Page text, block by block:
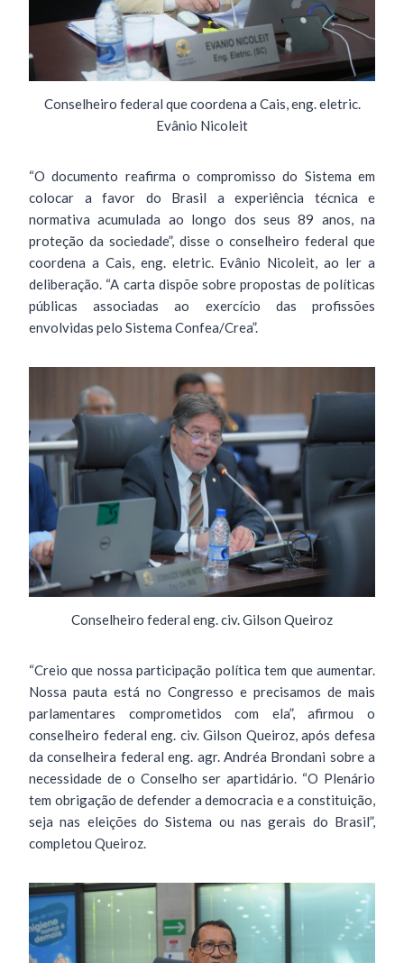
Conselheiro federal que coordena a Cais, eng. eletric.
Evânio Nicoleit
“O documento reafirma o compromisso do Sistema em
colocar a favor do Brasil a experiência técnica e
normativa acumulada ao longo dos seus 89 anos, na
proteção da sociedade”, disse o conselheiro federal que
coordena a Cais, eng. eletric. Evânio Nicoleit, ao ler a
deliberação. “A carta dispõe sobre propostas de políticas
públicas associadas ao exercício das profissões
envolvidas pelo Sistema Confea/Crea”.
Conselheiro federal eng. civ. Gilson Queiroz
“Creio que nossa participação política tem que aumentar.
Nossa pauta está no Congresso e precisamos de mais
parlamentares comprometidos com ela”, afirmou o
conselheiro federal eng. civ. Gilson Queiroz, após defesa
da conselheira federal eng. agr. Andréa Brondani sobre a
necessidade de o Conselho ser apartidário. “O Plenário
tem obrigação de defender a democracia e a constituição,
seja nas eleições do Sistema ou nas gerais do Brasil”,
completou Queiroz.